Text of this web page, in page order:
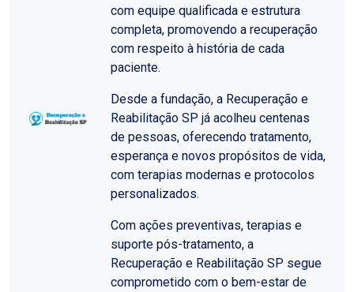
com equipe qualificada e estrutura
completa, promovendo a recuperação
com respeito à história de cada
paciente.
Desde a fundação, a Recuperação e
Reabilitação SP já acolheu centenas
de pessoas, oferecendo tratamento,
esperança e novos propósitos de vida,
com terapias modernas e protocolos
personalizados.
Com ações preventivas, terapias e
suporte pós-tratamento, a
Recuperação e Reabilitação SP segue
comprometido com o bem-estar de